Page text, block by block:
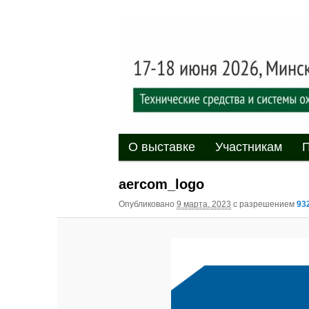
XII
«Центр
обеспечения безопасности
Главное меню
Перейти к основному
Перейти к дополнительному
О выставке Участникам
aercom_logo
Опубликовано 9 марта, 2023 с разрешением